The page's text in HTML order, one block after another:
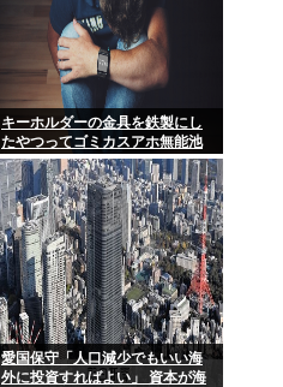
キーホルダーの金具を鉄製にし
たやつってゴミカスアホ無能池
沼？
愛国保守「人口減少でもいい海
外に投資すればよい」 資本が海